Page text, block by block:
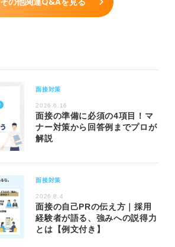
面接対策
2026.6.16
面接の準備に必須の4項目！マ
ナー対策から回答例までプロが
解説
面接対策
2026.8.4
面接の自己PRの伝え方｜採用
経験者が語る、強みへの説得力
とは【例文付き】